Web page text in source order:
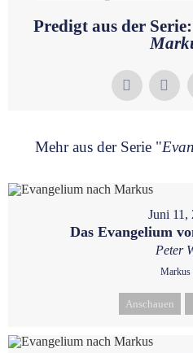
Predigt aus der
Mehr aus der Serie "
Juni 11,
Das Evangelium
Peter
Markus
Anschauen